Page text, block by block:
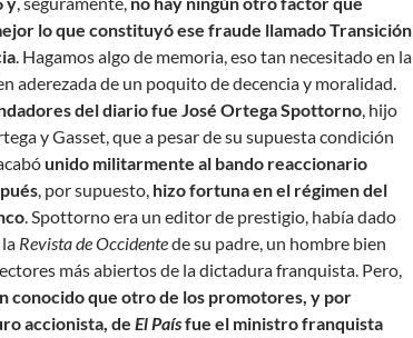
lo que constituyó ese fraude llamado Transición
. Hagamos algo de memoria, eso tan necesitado en la
aderezada de un poquito de decencia y moralidad.
del diario fue José Ortega Spottorno, hijo
y Gasset, que a pesar de su supuesta condición
unido militarmente al bando reaccionario
, por supuesto, hizo fortuna en el régimen del
. Spottorno era un editor de prestigio, había dado
Revista de Occidentede su padre, un hombre bien
más abiertos de la dictadura franquista. Pero,
conocido que otro de los promotores, y por
accionista, de El Paísfue el ministro franquista